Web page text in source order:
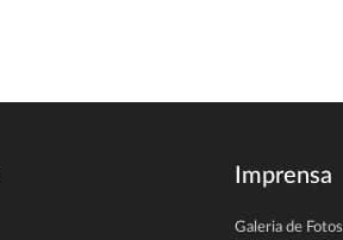
Imprensa
Galeria de Fotos